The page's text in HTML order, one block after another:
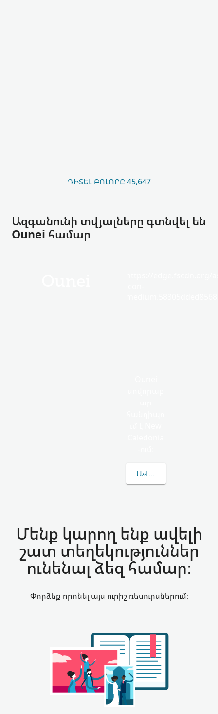
ԴԻՏԵԼ ԲՈԼՈՐԸ 45,647
Ազգանունի տվյալները գտնվել են
Ounei համար
ԱՎԵԼԻՆ ԻՄԱՆԱԼ
Մենք կարող ենք ավելի
շատ տեղեկություններ
ունենալ ձեզ համար:
Փորձեք որոնել այս ուրիշ ռեսուրսներում։